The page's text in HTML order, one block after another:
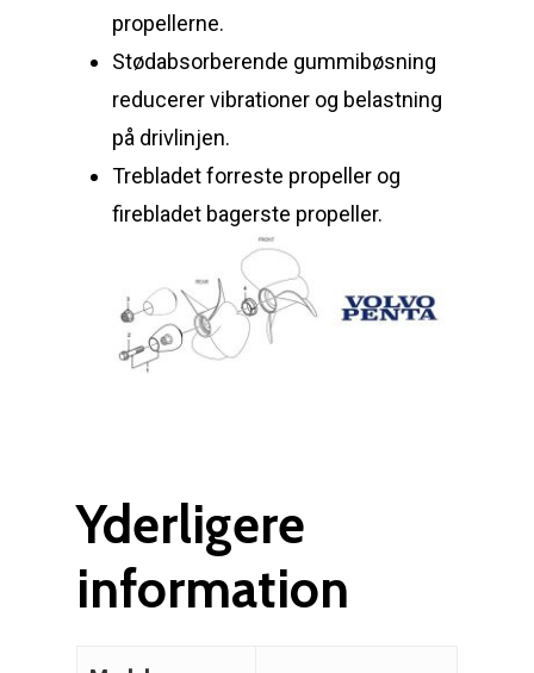
propellerne.
Stødabsorberende gummibøsning
reducerer vibrationer og belastning
på drivlinjen.
Trebladet forreste propeller og
firebladet bagerste propeller.
Yderligere
information